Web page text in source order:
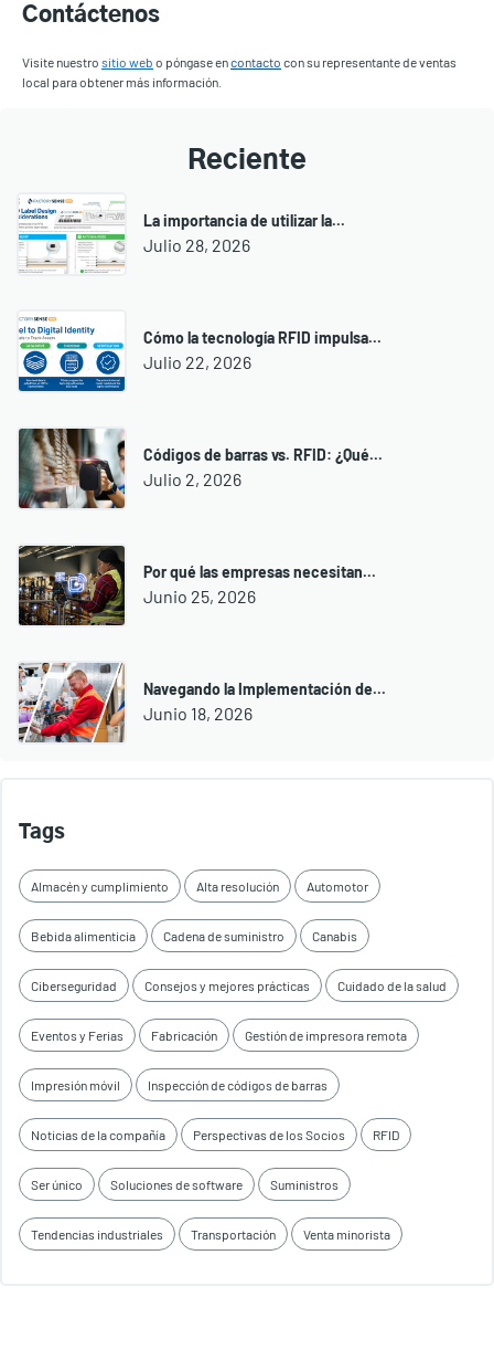
Contáctenos
Visite nuestro sitio web o póngase encontacto con su representante de ventas
local para obtener más información.
Reciente
La importancia de utilizar la...
Julio 28, 2026
Cómo la tecnología RFID impulsa...
Julio 22, 2026
Códigos de barras vs. RFID: ¿Qué...
Julio 2, 2026
Por qué las empresas necesitan...
Junio 25, 2026
Navegando la Implementación de...
Junio 18, 2026
Tags
Almacén y cumplimiento Alta resolución Automotor
Bebida alimenticia Cadena de suministro Canabis
Ciberseguridad Consejos y mejores prácticas Cuidado de la salud
Eventos y Ferias Fabricación Gestión de impresora remota
Impresión móvil Inspección de códigos de barras
Noticias de la compañía Perspectivas de los Socios RFID
Ser único Soluciones de software Suministros
Tendencias industriales Transportación Venta minorista